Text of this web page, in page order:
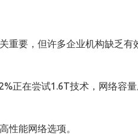
重要，但许多企业机构缺乏有
正在尝试1.6T技术，网络容
性能网络选项。